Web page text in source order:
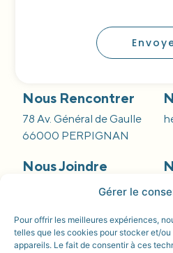
Gérer le
Pour offrir les meilleures expériences,
telles que les cookies pour stocker et/
appareils. Le fait de consentir à ces
Nous Rencontrer
78 Av. Général de Gaulle
66000 PERPIGNAN
Nous Joindre